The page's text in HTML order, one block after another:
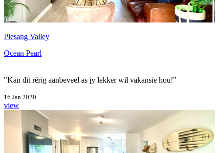
Piesang Valley
Ocean Pearl
"Kan dit rêrig aanbeveel as jy lekker wil vakansie hou!"
16 Jan 2020
view